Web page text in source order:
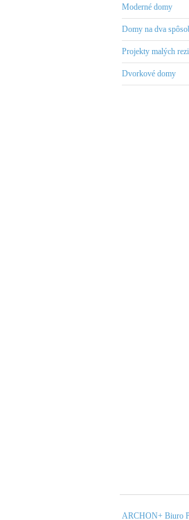
Moderné domy
Domy na dva
Projekty malých
Dvorkové domy
ARCHON+ Biuro